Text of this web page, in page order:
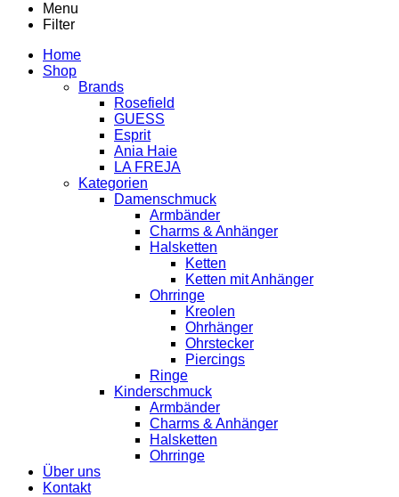
Menu
Filter
Home
Shop
Brands
Rosefield
GUESS
Esprit
Ania Haie
LA FREJA
Kategorien
Damenschmuck
Armbänder
Charms & Anhänger
Halsketten
Ketten
Ketten mit Anhänger
Ohrringe
Kreolen
Ohrhänger
Ohrstecker
Piercings
Ringe
Kinderschmuck
Armbänder
Charms & Anhänger
Halsketten
Ohrringe
Über uns
Kontakt